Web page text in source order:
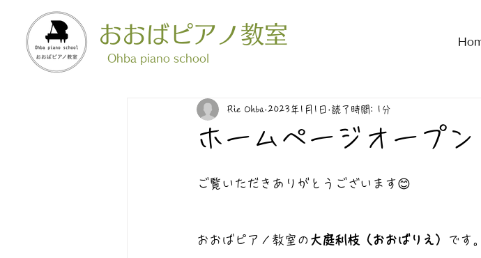
​Ohba piano school
おおばピアノ教室
ホームページオープン
Rie Ohba 2023年1月1日 読了時間: 1分
ご覧いただきありがとうございます😊
おおばピアノ教室の 大庭利枝（おおばりえ） です